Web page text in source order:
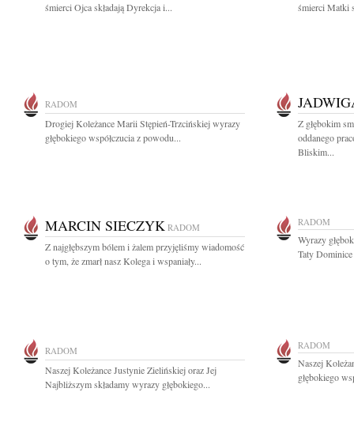
śmierci Ojca składają Dyrekcja i...
śmierci Matki
RADOM
Drogiej Koleżance Marii Stępień-Trzcińskiej wyrazy
głębokiego współczucia z powodu...
Z głębokim
oddanego
Bliskim...
MARCIN SIECZYK RADOM
Z najgłębszym bólem i żalem przyjęliśmy wiadomość
o tym, że zmarł nasz Kolega i wspaniały...
RADOM
Wyrazy
Taty
RADOM
Naszej Koleżance Justynie Zielińskiej oraz Jej
Najbliższym składamy wyrazy głębokiego...
RADOM
Naszej
głębokiego